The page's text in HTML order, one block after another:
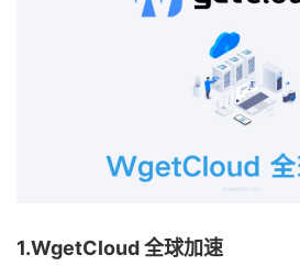
1.WgetCloud 全球加速